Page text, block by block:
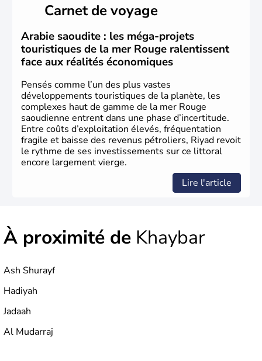
avec des températures diurnes très élevées, chutant
fortement la nuit. L'islam sunnite est la religion d'Etat du
Royaume. La Constitution du pays se fonde sur le Coran
et la Sunna.
Carnet de voyage
Arabie saoudite : les méga-projets
touristiques de la mer Rouge ralentissent
face aux réalités économiques
Pensés comme l’un des plus vastes
développements touristiques de la planète, les
complexes haut de gamme de la mer Rouge
saoudienne entrent dans une phase d’incertitude.
Entre coûts d’exploitation élevés, fréquentation
fragile et baisse des revenus pétroliers, Riyad revoit
le rythme de ses investissements sur ce littoral
encore largement vierge.
Lire l'article
À proximité de Khaybar
Ash Shurayf
Hadiyah
Jadaah
Al Mudarraj